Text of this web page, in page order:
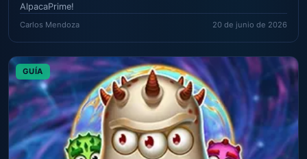
AlpacaPrime!
Carlos Mendoza 20 de junio de 2026
GUÍA